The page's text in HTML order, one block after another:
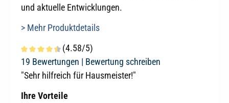
und aktuelle Entwicklungen.
> Mehr Produktdetails
Durchschnittliche Bewertung von 4.5 von 5 Sternen
(4.58/5)
19 Bewertungen | Bewertung schreiben
"Sehr hilfreich für Hausmeister!"
Ihre Vorteile